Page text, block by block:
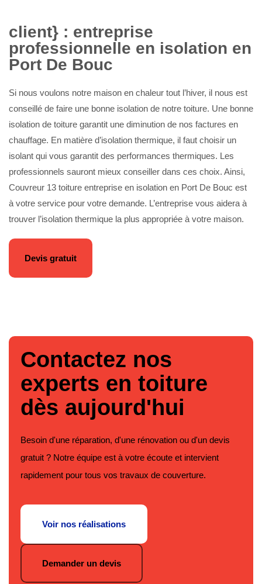
client} : entreprise
professionnelle en isolation en
Port De Bouc
Si nous voulons notre maison en chaleur tout l’hiver, il nous est
conseillé de faire une bonne isolation de notre toiture. Une bonne
isolation de toiture garantit une diminution de nos factures en
chauffage. En matière d’isolation thermique, il faut choisir un
isolant qui vous garantit des performances thermiques. Les
professionnels sauront mieux conseiller dans ces choix. Ainsi,
Couvreur 13 toiture entreprise en isolation en Port De Bouc est
à votre service pour votre demande. L’entreprise vous aidera à
trouver l’isolation thermique la plus appropriée à votre maison.
Devis gratuit
Contactez nos
experts en toiture
dès aujourd'hui
Besoin d'une réparation, d'une rénovation ou d'un devis
gratuit ? Notre équipe est à votre écoute et intervient
rapidement pour tous vos travaux de couverture.
Voir nos réalisations
Demander un devis